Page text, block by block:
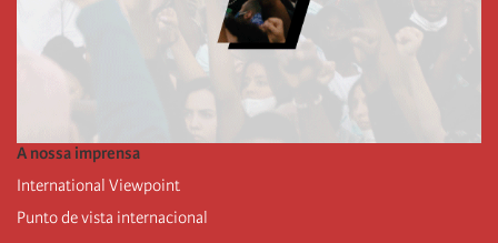
A nossa imprensa
International Viewpoint
Punto de vista internacional